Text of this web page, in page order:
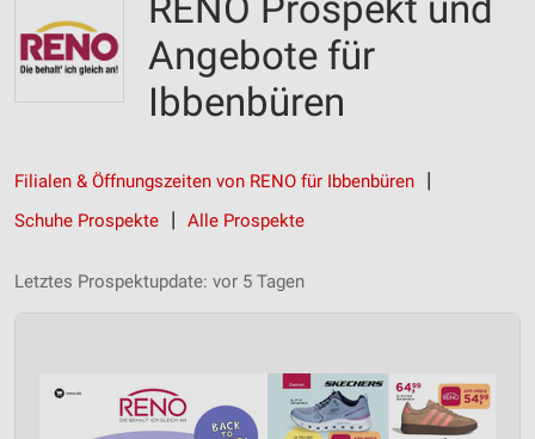
Angebote für
Ibbenbüren
Filialen & Öffnungszeiten von RENO für Ibbenbüren
Schuhe Prospekte
Alle Prospekte
Letztes Prospektupdate: vor 5 Tagen